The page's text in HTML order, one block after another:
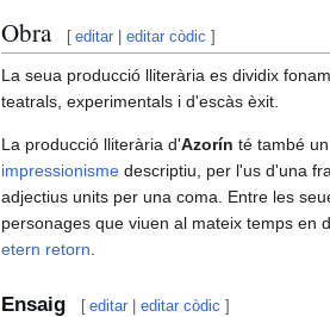
Obra [ editar |editar còdic ]
La seua producció lliterària es dividix
teatrals, experimentals i d'escàs èxit.
La producció lliterària d'Azorín té també
impressionisme descriptiu, per l'us d'una
adjectius units per una coma. Entre les
personages que viuen al mateix temps en
etern retorn
Ensaig [ editar |editar còdic ]